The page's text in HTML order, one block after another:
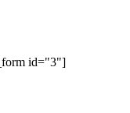
id="3"]